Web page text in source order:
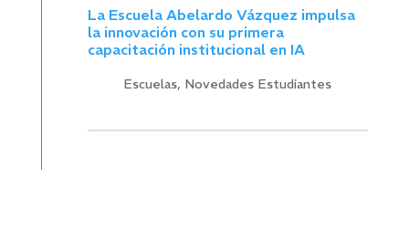
La Escuela Abelardo Vázquez impulsa
la innovación con su primera
capacitación institucional en IA
Escuelas, Novedades Estudiantes